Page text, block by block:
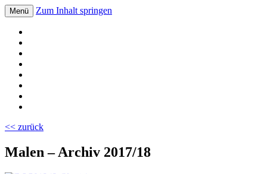
Volksschule Bad Blumau
Menü Zum Inhalt springen
<< zurück
Malen – Archiv 2017/18